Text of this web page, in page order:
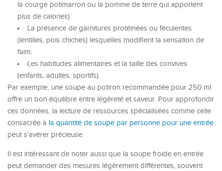
la courge potimarron ou la pomme de terre qui apportent
plus de calories).
La présence de garnitures protéinées ou féculentes
(lentilles, pois chiches) lesquelles modifient la sensation de
faim.
Les habitudes alimentaires et la taille des convives
(enfants, adultes, sportifs).
Par exemple, une soupe au potiron recommandée pour 250 ml
offre un bon équilibre entre légèreté et saveur. Pour approfondir
ces données, la lecture de ressources spécialisées comme celle
consacrée à la quantité de soupe par personne pour une entrée
peut s’avérer précieuse.
Il est intéressant de noter aussi que la soupe froide en entrée
peut demander des mesures légèrement différentes, souvent